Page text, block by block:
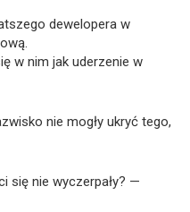
dewelopera w
w nim jak uderzenie w
nie mogły ukryć tego,
się nie wyczerpały? —